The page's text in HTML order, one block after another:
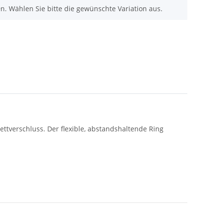
Wählen Sie bitte die gewünschte Variation aus.
Der flexible, abstandshaltende Ring